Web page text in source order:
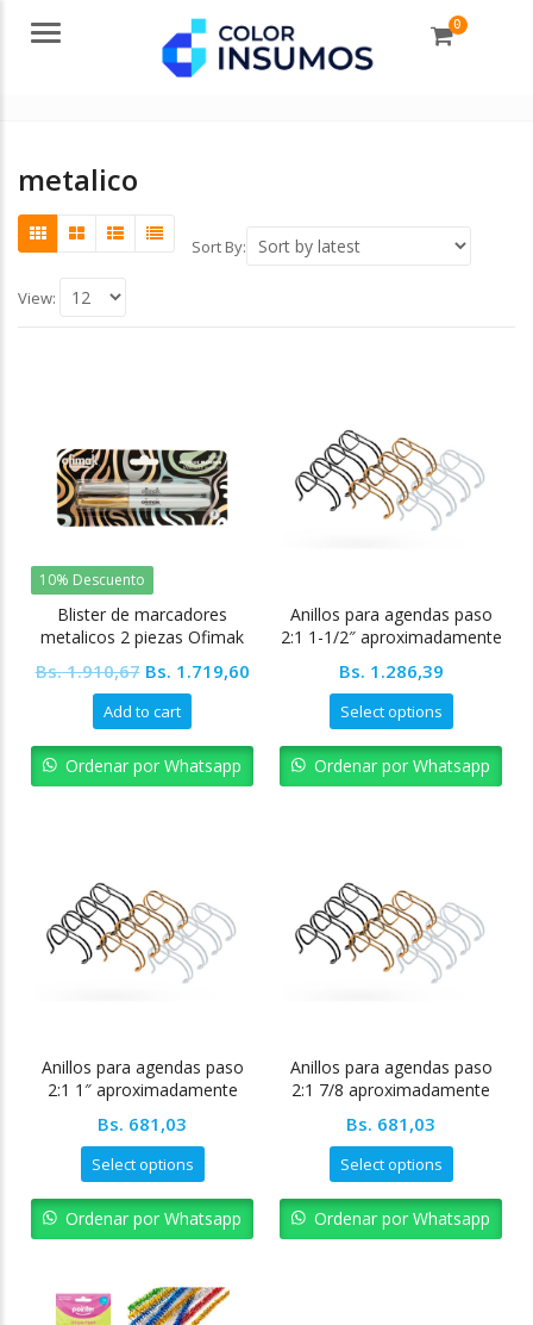
Menu 0
metalico
Sort By:
View:
10% Descuento
Blister de marcadores
metalicos 2 piezas Ofimak
Bs.1.910,67 Original
price
was:
Bs. 1.910,67.
Bs. 1.719,60Current
Bs. 1.719,60.
Add to cart
Ordenar por Whatsapp
Anillos para agendas paso
2:1 1-1/2″ aproximadamente
Bs. 1.286,39
Select options
Ordenar por Whatsapp
Anillos para agendas paso
2:1 1″ aproximadamente
Bs. 681,03
Select options
Ordenar por Whatsapp
Anillos para agendas paso
2:1 7/8 aproximadamente
Bs. 681,03
Select options
Ordenar por Whatsapp